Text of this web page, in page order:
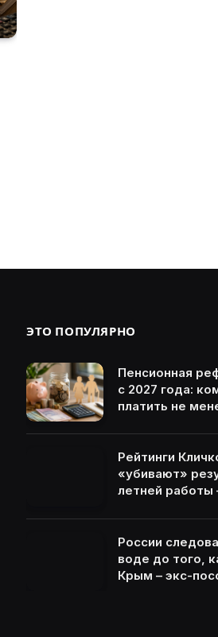
ЭТО ПОПУЛЯРНО
Пенсионная
с 2027 года:
платить не
Рейтинги
«убивают»
летней работы
России
воде до того,
Крым – экс-